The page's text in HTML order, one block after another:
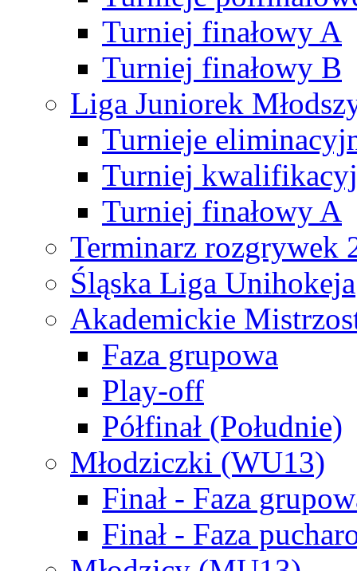
Turniej finałowy A
Turniej finałowy B
Liga Juniorek
Turnieje
Turniej
Turniej finałowy A
Terminarz rozgrywek
Śląska Liga Unihokeja
Akademickie
Faza grupowa
Play-off
Półfinał (Południe)
Młodziczki (WU13)
Finał - Faza
Finał - Faza